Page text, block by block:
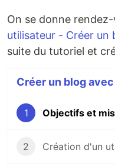
On se donne
utilisateur - Créer un
suite du tutoriel et
Créer un blog
1
2